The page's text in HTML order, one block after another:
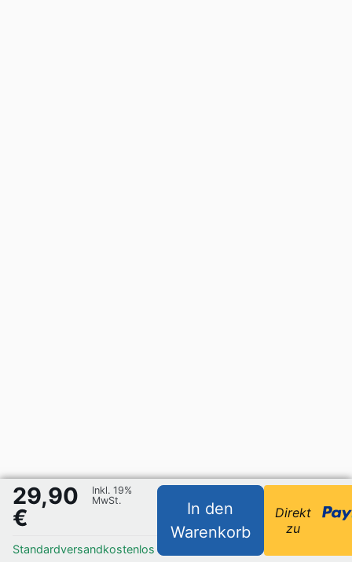
29,90
€
Inkl. 19%
MwSt.
Standardversandkostenlos
In den
Warenkorb
Direkt
zu